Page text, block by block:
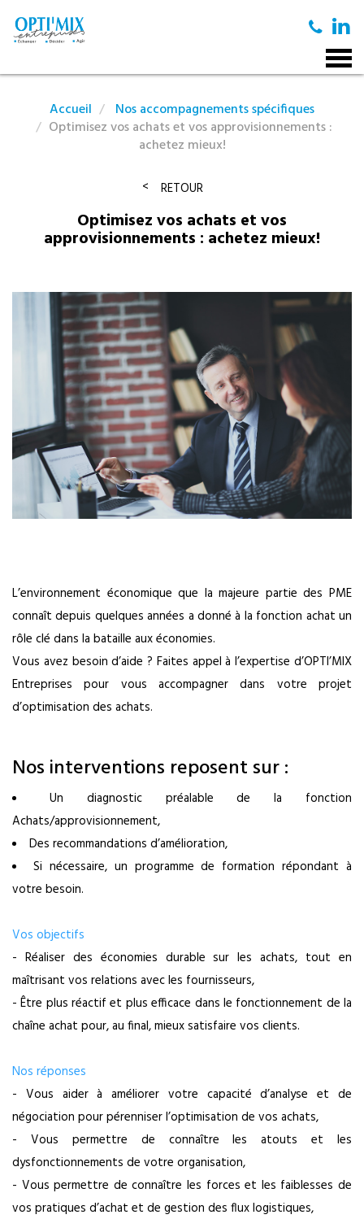
Accueil
Nos accompagnements spécifiques
Optimisez vos achats et vos approvisionnements :
achetez mieux!
RETOUR
Optimisez vos achats et vos
approvisionnements : achetez mieux!
L’environnement économique que la majeure partie des PME
connaît depuis quelques années a donné à la fonction achat un
rôle clé dans la bataille aux économies.
Vous avez besoin d’aide ? Faites appel à l’expertise d’OPTI’MIX
Entreprises pour vous accompagner dans votre projet
d’optimisation des achats.
Nos interventions reposent sur :
Un diagnostic préalable de la fonction
Achats/approvisionnement,
Des recommandations d’amélioration,
Si nécessaire, un programme de formation répondant à
votre besoin.
Vos objectifs
- Réaliser des économies durable sur les achats, tout en
maîtrisant vos relations avec les fournisseurs,
- Être plus réactif et plus efficace dans le fonctionnement de la
chaîne achat pour, au final, mieux satisfaire vos clients.
Nos réponses
- Vous aider à améliorer votre capacité d’analyse et de
négociation pour pérenniser l’optimisation de vos achats,
- Vous permettre de connaître les atouts et les
dysfonctionnements de votre organisation,
- Vous permettre de connaître les forces et les faiblesses de
vos pratiques d’achat et de gestion des flux logistiques,